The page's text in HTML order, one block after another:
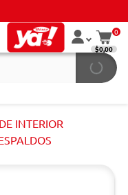
0
$0,00
INTERIOR